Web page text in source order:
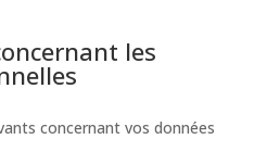
les
concernant vos données